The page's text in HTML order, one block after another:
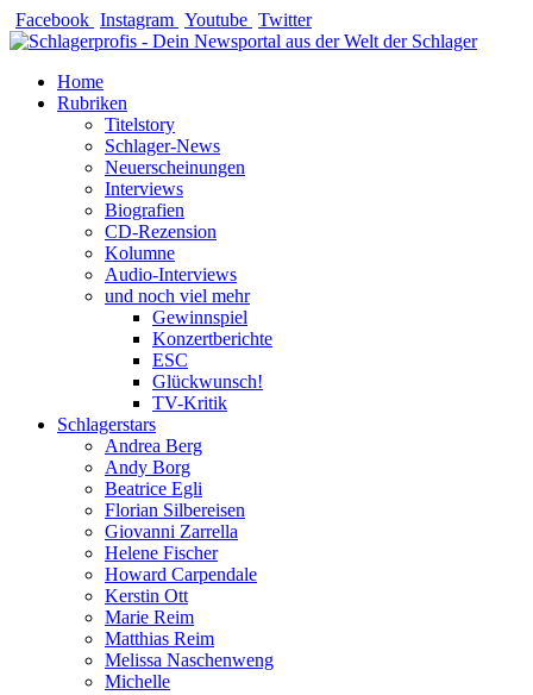
Zum
Inhalt
Facebook Instagram Youtube Twitter
Home
Rubriken
Titelstory
Schlager-News
Neuerscheinungen
Interviews
Biografien
CD-Rezension
Kolumne
Audio-Interviews
und noch viel mehr
Gewinnspiel
Konzertberichte
ESC
Glückwunsch!
TV-Kritik
Schlagerstars
Andrea Berg
Andy Borg
Beatrice Egli
Florian Silbereisen
Giovanni Zarrella
Helene Fischer
Howard Carpendale
Kerstin Ott
Marie Reim
Matthias Reim
Melissa Naschenweng
Michelle